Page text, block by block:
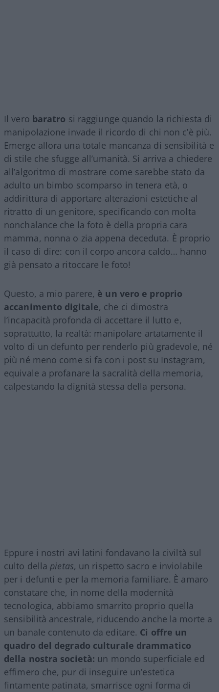
Il vero baratro si raggiunge quando la richiesta di
manipolazione invade il ricordo di chi non c’è più.
Emerge allora una totale mancanza di sensibilità e
di stile che sfugge all’umanità. Si arriva a chiedere
all’algoritmo di mostrare come sarebbe stato da
adulto un bimbo scomparso in tenera età, o
addirittura di apportare alterazioni estetiche al
ritratto di un genitore, specificando con molta
nonchalance che la foto è della propria cara
mamma, nonna o zia appena deceduta. È proprio
il caso di dire: con il corpo ancora caldo… hanno
già pensato a ritoccare le foto!
Questo, a mio parere, è un vero e proprio
accanimento digitale, che ci dimostra
l’incapacità profonda di accettare il lutto e,
soprattutto, la realtà: manipolare artatamente il
volto di un defunto per renderlo più gradevole, né
più né meno come si fa con i post su Instagram,
equivale a profanare la sacralità della memoria,
calpestando la dignità stessa della persona.
Eppure i nostri avi latini fondavano la civiltà sul
culto della pietas, un rispetto sacro e inviolabile
per i defunti e per la memoria familiare. È amaro
constatare che, in nome della modernità
tecnologica, abbiamo smarrito proprio quella
sensibilità ancestrale, riducendo anche la morte a
un banale contenuto da editare. Ci offre un
quadro del degrado culturale drammatico
della nostra società: un mondo superficiale ed
effimero che, pur di inseguire un’estetica
fintamente patinata, smarrisce ogni forma di